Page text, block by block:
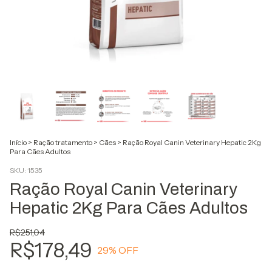
Início > Ração tratamento > Cães > Ração Royal Canin Veterinary Hepatic 2Kg
Para Cães Adultos
SKU: 1535
Ração Royal Canin Veterinary
Hepatic 2Kg Para Cães Adultos
R$251,04
R$178,49 29% OFF